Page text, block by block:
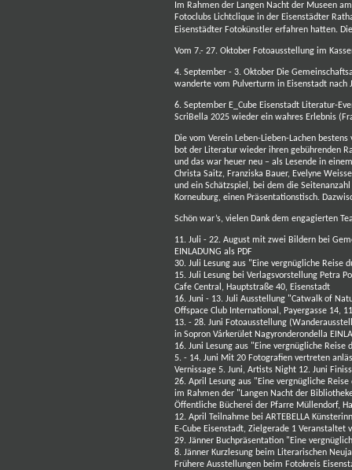
Im Rahmen der Langen Nacht der Museen
Fotoclubs Lichtclique in der Eisenstädter
Eisenstädter Fotokünstler erfahren hatten.
Vom 7.- 27. Oktober Fotoausstellung im
4. September - 3. Oktober Die
wanderte vom Pulverturm in Eisenstadt nach
6. September E_Cube Eisenstadt Literatur-
ScriBella 2025 wieder ein wahres Erlebnis
Die vom Verein Leben-Lieben-Lachen
bot der Literatur wieder ihren gebührenden
und das war heuer neu – als Lesende in
Christa Saitz, Franziska Bauer, Evelyne
und ein Schätzspiel, bei dem die
Korneuburg, einen Präsentationstisch.
Schön war’s, vielen Dank dem engagierten
11. Juli - 22. August mit zwei Bildern bei
EINLADUNG als PDF
30. Juli Lesung aus "Eine vergnügliche Reise
15. Juli Lesung bei Verlagsvorstellung Petra
Cafe Central, Hauptstraße 40, Eisenstadt
16. Juni - 13. Juli Ausstellung "Catwalk of
Offspace Club International, Payergasse 14,
13. - 28. Juni Fotoausstellung
in Sopron Várkerület Nagyronderondella
16. Juni Lesung aus "Eine vergnügliche Reise
5. - 14. Juni Mit 20 Fotografien vertreten
Vernissage 5. Juni, Artists Night 12. Juni
26. April Lesung aus "Eine vergnügliche
im Rahmen der "Langen Nacht der
Öffentliche Bücherei der Pfarre Müllendorf,
12. April Teilnahme bei ARTEBELLA
E-Cube Eisenstadt, Zielgerade 1 Veranstaltet
29. Jänner Buchpräsentation "Eine
8. Jänner Kurzlesung beim Literarischen
Frühere Ausstellungen beim Fotokreis